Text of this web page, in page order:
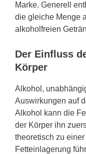
Marke. Generell
die gleiche Menge
alkoholfreien
Der Einfluss
Körper
Alkohol,
Auswirkungen auf
Alkohol kann die
der Körper ihn
theoretisch zu
Fetteinlagerung